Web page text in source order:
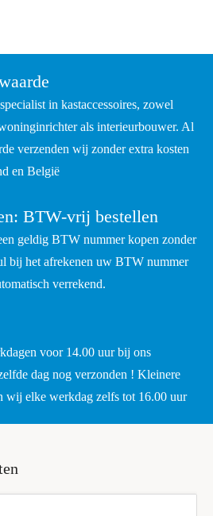
in kastaccessoires, zowel
als interieurbouwer. Al
verzenden wij zonder extra kosten
en België
BTW-vrij bestellen
geldig BTW nummer kopen zonder
bij het afrekenen uw BTW nummer
verrekend.
voor 14.00 uur bij ons
dag nog verzonden ! Kleinere
wij elke werkdag zelfs tot 16.00 uur